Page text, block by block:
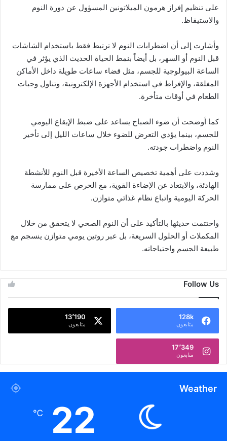
على تنظيم إفراز هرمون الميلاتونين المسؤول عن دورة النوم
والاستيقاظ.
وأشارت إلى أن اضطرابات النوم لا ترتبط فقط باستخدام الشاشات
قبل النوم أو السهر، بل أيضاً بنمط الحياة الحديث الذي يؤثر في
الساعة البيولوجية للجسم، مثل قضاء ساعات طويلة داخل الأماكن
المغلقة، والإفراط في استخدام الأجهزة الإلكترونية، وتناول وجبات
الطعام في أوقات متأخرة.
كما أوضحت أن ضوء الصباح يساعد على ضبط الإيقاع اليومي
للجسم، بينما يؤدي التعرض للضوء خلال ساعات الليل إلى تأخير
النوم واضطراب جودته.
وشددت على أهمية تخصيص الساعة الأخيرة قبل النوم للأنشطة
الهادئة، والابتعاد عن الإضاءة القوية، مع الحرص على ممارسة
الحركة اليومية واتباع نظام غذائي متوازن.
واختتمت حديثها بالتأكيد على أن النوم الصحي لا يتحقق من خلال
المكملات أو الحلول السريعة، بل عبر روتين يومي متوازن ينسجم مع
طبيعة الجسم واحتياجاته.
Follow Us
128k
متابعون
13٬190
متابعون
17٬349
متابعون
Weather
22
℃